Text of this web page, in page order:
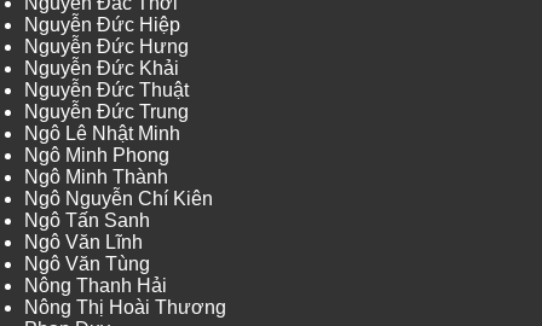
Nguyễn Đức Hiệp
Nguyễn Đức Hưng
Nguyễn Đức Khải
Nguyễn Đức Thuật
Nguyễn Đức Trung
Ngô Lê Nhật Minh
Ngô Minh Phong
Ngô Minh Thành
Ngô Nguyễn Chí Kiên
Ngô Tấn Sanh
Ngô Văn Lĩnh
Ngô Văn Tùng
Nông Thanh Hải
Nông Thị Hoài Thương